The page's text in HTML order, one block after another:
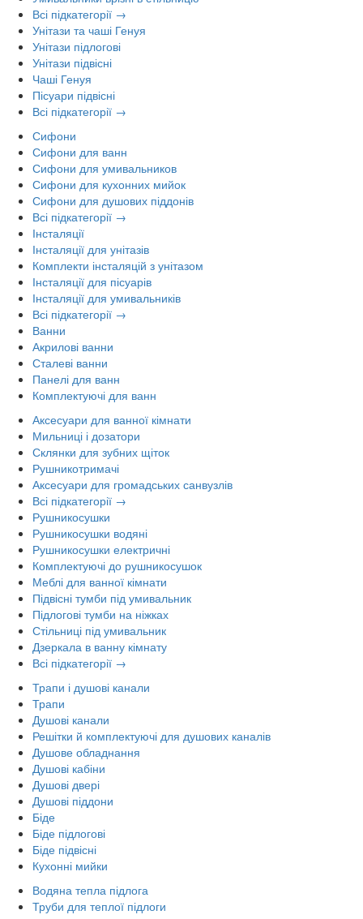
Всі підкатегорії →
Унітази та чаші Генуя
Унітази підлогові
Унітази підвісні
Чаші Генуя
Пісуари підвісні
Всі підкатегорії →
Сифони
Сифони для ванн
Сифони для умивальников
Сифони для кухонних мийок
Сифони для душових піддонів
Всі підкатегорії →
Інсталяції
Інсталяції для унітазів
Комплекти інсталяцій з унітазом
Інсталяції для пісуарів
Інсталяції для умивальників
Всі підкатегорії →
Ванни
Акрилові ванни
Сталеві ванни
Панелі для ванн
Комплектуючі для ванн
Аксесуари для ванної кімнати
Мильниці і дозатори
Склянки для зубних щіток
Рушникотримачі
Аксесуари для громадських санвузлів
Всі підкатегорії →
Рушникосушки
Рушникосушки водяні
Рушникосушки електричні
Комплектуючі до рушникосушок
Меблі для ванної кімнати
Підвісні тумби під умивальник
Підлогові тумби на ніжках
Стільниці під умивальник
Дзеркала в ванну кімнату
Всі підкатегорії →
Трапи і душові канали
Трапи
Душові канали
Решітки й комплектуючі для душових каналів
Душове обладнання
Душові кабіни
Душові двері
Душові піддони
Біде
Біде підлогові
Біде підвісні
Кухонні мийки
Водяна тепла підлога
Труби для теплої підлоги